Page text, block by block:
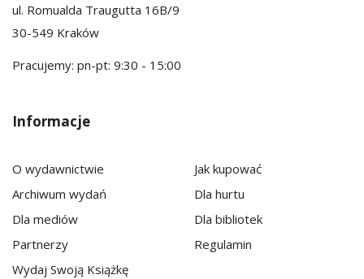
ul. Romualda Traugutta 16B/9
30-549 Kraków
Pracujemy: pn-pt: 9:30 - 15:00
Informacje
O wydawnictwie
Archiwum wydań
Dla mediów
Partnerzy
Wydaj Swoją Książkę
Jak kupować
Dla hurtu
Dla bibliotek
Regulamin